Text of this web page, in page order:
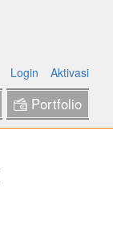
Login Aktivasi
Portfolio